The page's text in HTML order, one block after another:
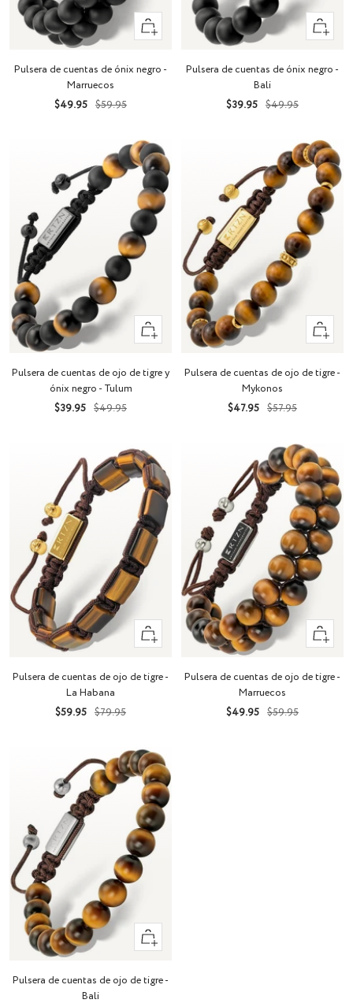
+
Añadir
Pulsera de cuentas de ónix negro -
Marruecos
Precio
$49.95 Precio
$59.95
+
Añadir
Pulsera de cuentas de ónix negro -
Bali
Precio
$39.95 Precio
$49.95
+
Añadir
Pulsera de cuentas de ojo de tigre y
ónix negro - Tulum
Precio
$39.95 Precio
$49.95
+
Añadir
Pulsera de cuentas de ojo de tigre -
Mykonos
Precio
$47.95 Precio
$57.95
+
Añadir
Pulsera de cuentas de ojo de tigre -
La Habana
Precio
$59.95 Precio
$79.95
+
Añadir
Pulsera de cuentas de ojo de tigre -
Marruecos
Precio
$49.95 Precio
$59.95
+
Añadir
Pulsera de cuentas de ojo de tigre -
Bali